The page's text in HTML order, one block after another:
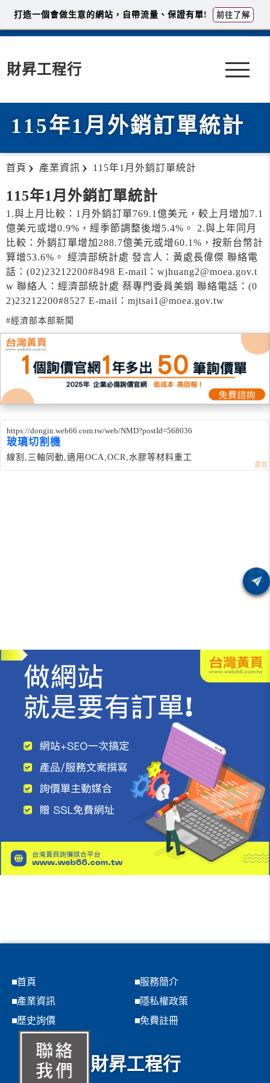
財昇工程行
115年1月外銷訂單統計
首頁 產業資訊 115年1月外銷訂單統計
115年1月外銷訂單統計
1.與上月比較：1月外銷訂單769.1億美元，較上月增加7.1
億美元或增0.9%，經季節調整後增5.4%。 2.與上年同月
比較：外銷訂單增加288.7億美元或增60.1%，按新台幣計
算增53.6%。 經濟部統計處 發言人：黃處長偉傑 聯絡電
話：(02)23212200#8498 E-mail：wjhuang2@moea.gov.t
w 聯絡人：經濟部統計處 蔡專門委員美娟 聯絡電話：(0
2)23212200#8527 E-mail：mjtsai1@moea.gov.tw
#經濟部本部新聞
https://dongin.web66.com.tw/web/NMD?postId=568036
玻璃切割機
線割,三軸同動,適用OCA,OCR,水膠等材料重工
首頁
服務簡介
產業資訊
隱私權政策
歷史詢價
免費註冊
財昇工程行
打造一個會做生意的網站，自帶流量、保證有單! 前往了解